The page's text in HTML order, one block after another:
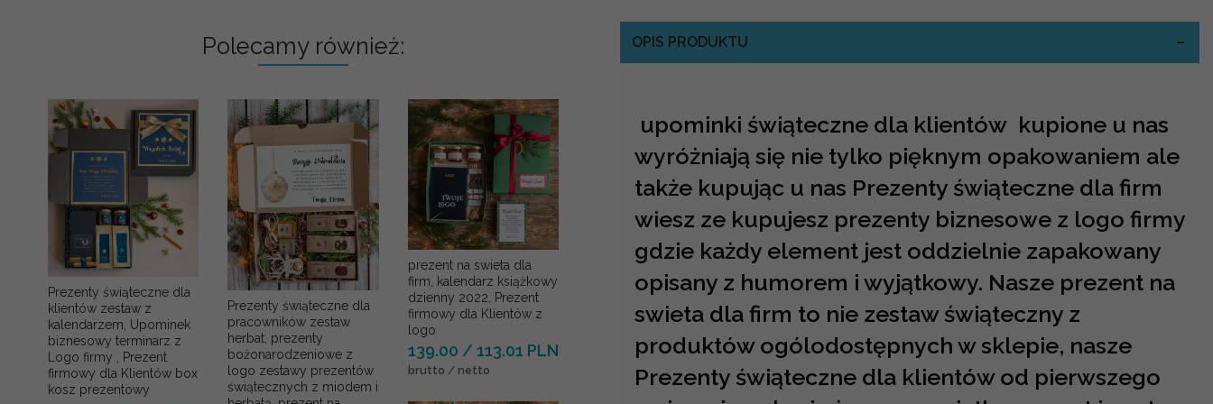
Polecamy również:
Prezenty świąteczne dla
klientów zestaw z
kalendarzem, Upominek
biznesowy terminarz z
Logo firmy , Prezent
firmowy dla Klientów box
kosz prezentowy
Prezenty świąteczne dla
pracowników zestaw
herbat, prezenty
bożonarodzeniowe z
logo zestawy prezentów
świątecznych z miodem i
prezent na swieta dla
firm, kalendarz książkowy
dzienny 2022, Prezent
firmowy dla Klientów z
logo
139.00 / 113.01 PLN
brutto / netto
OPIS PRODUKTU
upominki świąteczne dla klientów kupione u nas
wyróżniają się nie tylko pięknym opakowaniem ale
także kupując u nas Prezenty świąteczne dla firm
wiesz ze kupujesz prezenty biznesowe z logo firmy
gdzie każdy element jest oddzielnie zapakowany
opisany z humorem i wyjątkowy. Nasze prezent na
swieta dla firm to nie zestaw świąteczny z
produktów ogólodostępnych w sklepie, nasze
Prezenty świąteczne dla klientów od pierwszego